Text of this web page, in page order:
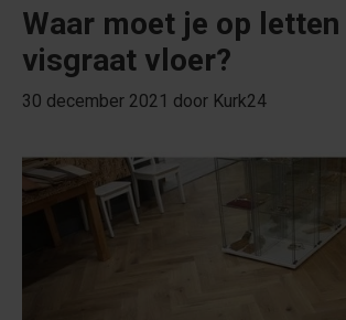
Waar moet je op letten
visgraat vloer?
30 december 2021 door Kurk24